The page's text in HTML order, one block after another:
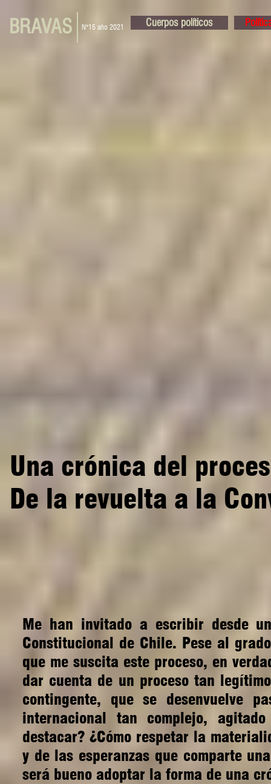
BRAVAS N°15 año 2021 Cuerpos políticos
Una crónica del
De la revuelta a la
Me han invitado a escribir desde
Constitucional de Chile. Pese al
que me suscita este proceso, en
dar cuenta de un proceso tan
contingente, que se desenvuelve
internacional tan complejo,
destacar? ¿Cómo respetar la
y de las esperanzas que comparte
será bueno adoptar la forma de una